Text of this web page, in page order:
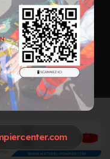
des pompiers